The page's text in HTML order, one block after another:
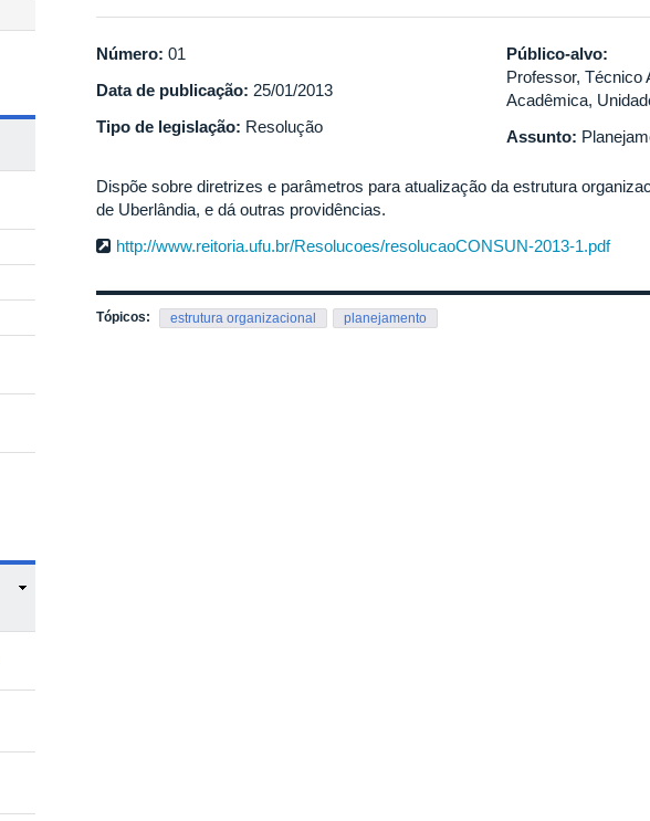
Número: 01
Data de publicação: 25/01/2013
Tipo de legislação: Resolução
Público-alvo:
Professor, Técnico
Acadêmica,
Assunto:
Dispõe sobre diretrizes e parâmetros para atualização da estrutura
de Uberlândia, e dá outras providências.
http://www.reitoria.ufu.br/Resolucoes/resolucaoCONSUN-2013-1.pdf
Tópicos: estrutura organizacional planejamento